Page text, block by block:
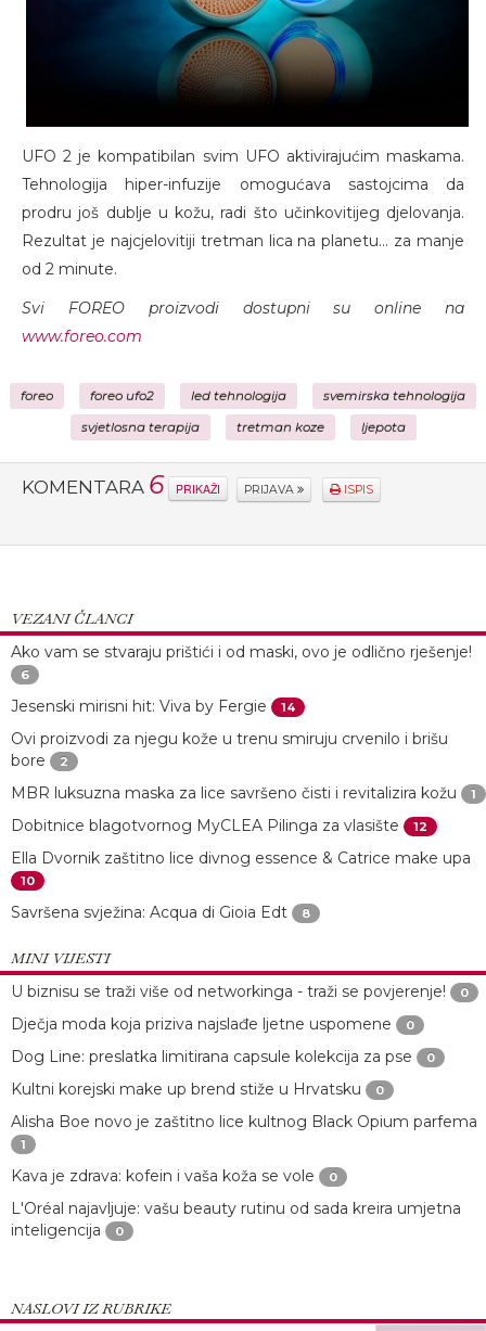
UFO 2 je kompatibilan svim UFO aktivirajućim maskama.
Tehnologija hiper-infuzije omogućava sastojcima da
prodru još dublje u kožu, radi što učinkovitijeg djelovanja.
Rezultat je najcjelovitiji tretman lica na planetu… za manje
od 2 minute.
Svi FOREO proizvodi dostupni su online na
www.foreo.com
foreo foreo ufo2 led tehnologija svemirska tehnologija
svjetlosna terapija tretman koze ljepota
KOMENTARA 6 PRIKAŽI PRIJAVA ISPIS
VEZANI ČLANCI
Ako vam se stvaraju prištići i od maski, ovo je odlično rješenje!
6
Jesenski mirisni hit: Viva by Fergie 14
Ovi proizvodi za njegu kože u trenu smiruju crvenilo i brišu
bore
2
MBR luksuzna maska za lice savršeno čisti i revitalizira kožu 1
Dobitnice blagotvornog MyCLEA Pilinga za vlasište 12
Ella Dvornik zaštitno lice divnog essence & Catrice make upa
10
Savršena svježina: Acqua di Gioia Edt 8
MINI VIJESTI
U biznisu se traži više od networkinga - traži se povjerenje!
0
Dječja moda koja priziva najslađe ljetne uspomene 0
Dog Line: preslatka limitirana capsule kolekcija za pse 0
Kultni korejski make up brend stiže u Hrvatsku 0
Alisha Boe novo je zaštitno lice kultnog Black Opium parfema
1
Kava je zdrava: kofein i vaša koža se vole 0
L'Oréal najavljuje: vašu beauty rutinu od sada kreira umjetna
inteligencija
0
NASLOVI IZ RUBRIKE